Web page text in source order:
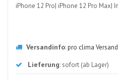
iPhone 12 Pro| iPhone 12 Pro Max|
Versandinfo:pro clima Versand
Lieferung: sofort (ab Lager)